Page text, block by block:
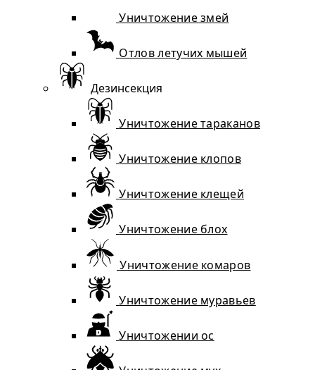
Уничтожение змей
Отлов летучих мышей
Дезинсекция
Уничтожение тараканов
Уничтожение клопов
Уничтожение клещей
Уничтожение блох
Уничтожение комаров
Уничтожение муравьев
Уничтожении ос